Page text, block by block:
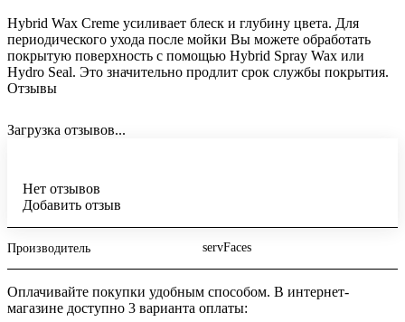
Hybrid Wax Creme усиливает блеск и глубину цвета. Для
периодического ухода после мойки Вы можете обработать
покрытую поверхность с помощью Hybrid Spray Wax или
Hydro Seal. Это значительно продлит срок службы покрытия.
Отзывы
Загрузка отзывов...
Нет отзывов
Добавить отзыв
Производитель servFaces
Оплачивайте покупки удобным способом. В интернет-
магазине доступно 3 варианта оплаты: